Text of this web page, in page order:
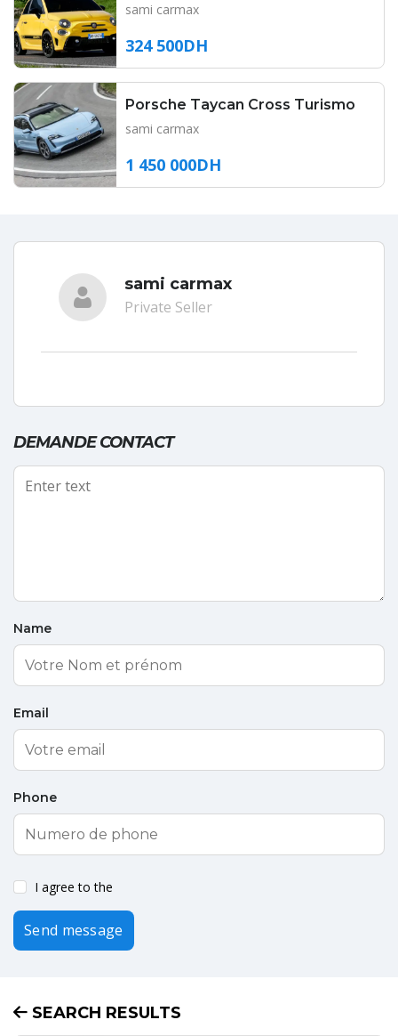
sami carmax
324 500DH
Porsche Taycan Cross Turismo
sami carmax
1 450 000DH
sami carmax
Private Seller
DEMANDE CONTACT
Name
Email
Phone
I agree to the
Send message
SEARCH RESULTS